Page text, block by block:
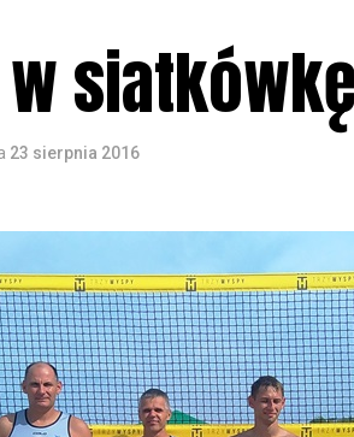
23 sierpnia 2016